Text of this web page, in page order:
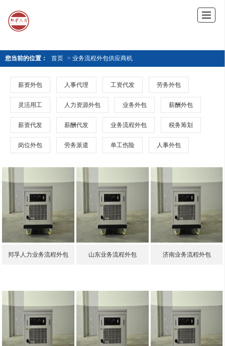
您当前的位置： 首页 > 业务流程外包供应商机
薪资外包 人事代理 工资代发 劳务外包
灵活用工 人力资源外包 业务外包 薪酬外包
薪资代发 薪酬代发 业务流程外包 税务筹划
岗位外包 劳务派遣 单工伤险 人事外包
邦孚人力业务流程外包 山东业务流程外包 济南业务流程外包